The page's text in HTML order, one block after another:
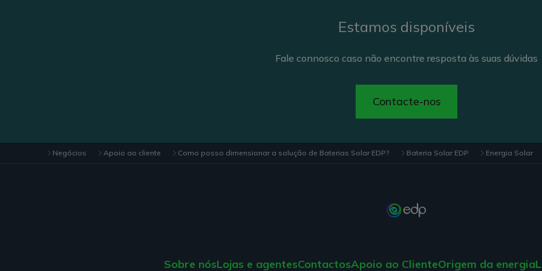
Estamos disponíveis
Fale connosco caso não encontre resposta às suas dúvidas
Contacte-nos
Negócios Apoio ao cliente Como posso dimensionar a solução de Baterias Solar EDP? Bateria Solar EDP Energia Solar
Sobre nósLojas e agentesContactosApoio ao ClienteOrigem da energia